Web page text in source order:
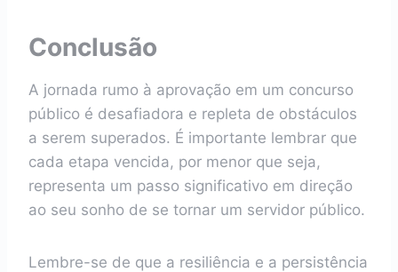
Conclusão
A jornada rumo à aprovação em um concurso
público é desafiadora e repleta de obstáculos
a serem superados. É importante lembrar que
cada etapa vencida, por menor que seja,
representa um passo significativo em direção
ao seu sonho de se tornar um servidor público.
Lembre-se de que a resiliência e a persistência